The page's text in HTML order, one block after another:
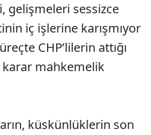
gelişmeleri sessizce
iç işlerine karışmıyor
CHP’lilerin attığı
karar mahkemelik
küskünlüklerin son